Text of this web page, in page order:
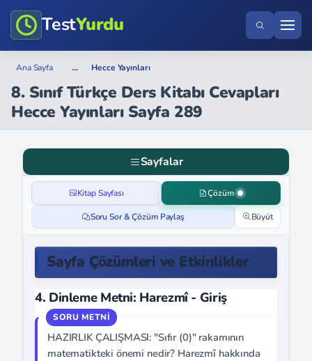
TestYurdu
Ana Sayfa › ... › Hecce Yayınları
8. Sınıf Türkçe Ders Kitabı Cevapları
Hecce Yayınları Sayfa 289
Sayfalar
Kitap Sayfası Çözüm
Soru Sor & Çözüm Paylaş Büyüt
Sayfa Çözümleri ve Etkinlikler
4. Dinleme Metni: Harezmî - Giriş
HAZIRLIK ÇALIŞMASI: "Sıfır (0)" rakamının
matematikteki önemi nedir? Harezmî hakkında